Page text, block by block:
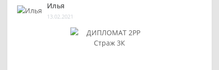
Илья
13.02.2021